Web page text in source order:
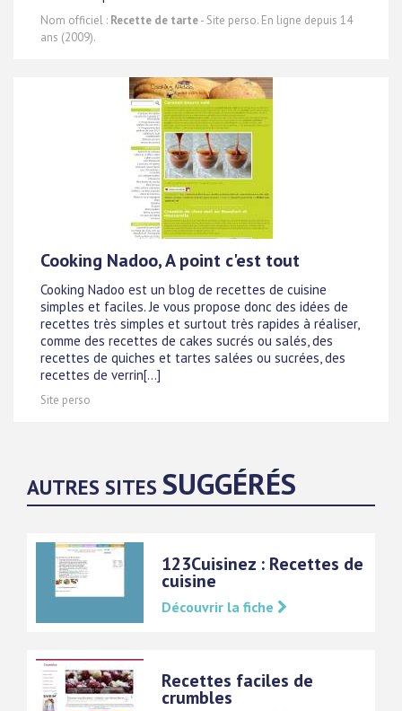
Nom officiel : Recette de tarte- Site perso. En ligne depuis 14
ans (2009).
Cooking Nadoo, A point c'est tout
Cooking Nadoo est un blog de recettes de cuisine
simples et faciles. Je vous propose donc des idées de
recettes très simples et surtout très rapides à réaliser,
comme des recettes de cakes sucrés ou salés, des
recettes de quiches et tartes salées ou sucrées, des
recettes de verrin[...]
Site perso
AUTRES SITES SUGGÉRÉS
123Cuisinez : Recettes de
cuisine
Découvrir la fiche
Recettes faciles de
crumbles